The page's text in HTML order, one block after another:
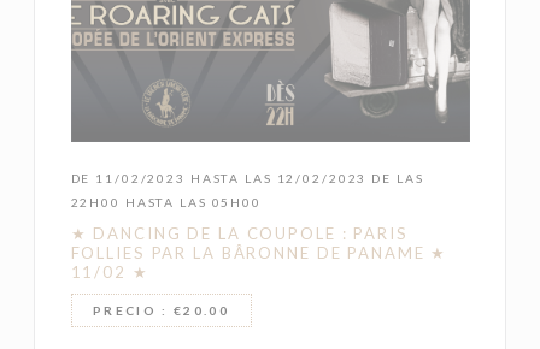
DE 11/02/2023 HASTA LAS 12/02/2023 DE LAS
22H00 HASTA LAS 05H00
★ DANCING DE LA COUPOLE : PARIS
FOLLIES PAR LA BÂRONNE DE PANAME ★
11/02 ★
PRECIO : €20.00